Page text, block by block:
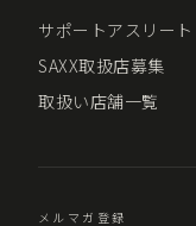
サポートアスリート
SAXX取扱店募集
取扱い店舗一覧
メルマガ登録